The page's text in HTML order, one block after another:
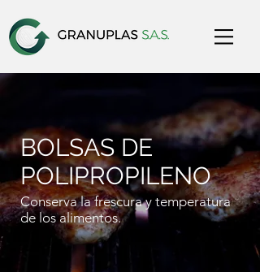
BOLSAS DE
POLIPROPILENO
Conserva la frescura y temperatura
de los alimentos.